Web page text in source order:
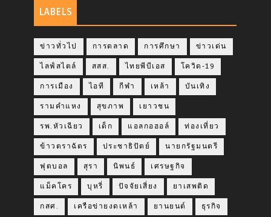
LABELS
ข่าวทั่วไป การตลาด การศึกษา ข่าวเด่น
ไลฟ์สไตล์ สสส. ไทยพีบีเอส โควิด-19
การเมือง ไอที กีฬา เหล้า บันเทิง
รามคำแหง สุขภาพ เยาวชน
รพ.หัวเฉียว เด็ก แอลกอฮอล์ ท่องเที่ยว
ข้าวตราฉัตร ประชาธิปัตย์ นายกรัฐมนตรี
ฟุตบอล สุรา นิพนธ์ เศรษฐกิจ
แม็คโคร บุหรี่ ปัจจัยเสี่ยง ยาเสพติด
กสศ. เครือข่ายงดเหล้า ยานยนต์ ธุรกิจ